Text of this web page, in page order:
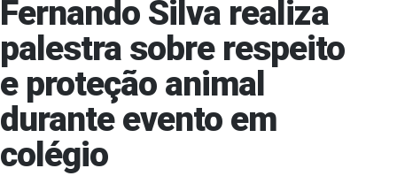
Fernando Silva realiza
palestra sobre respeito
e proteção animal
durante evento em
colégio